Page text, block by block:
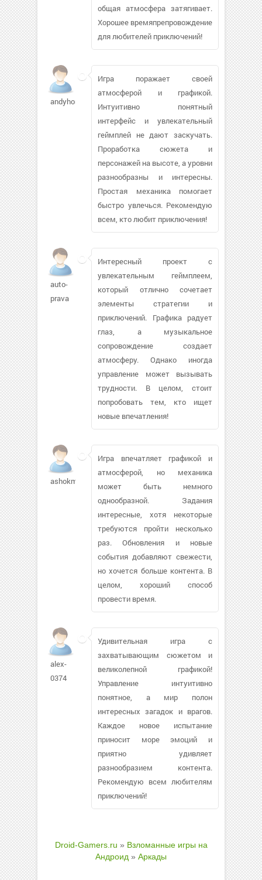
общая атмосфера затягивает.
Хорошее времяпрепровождение
для любителей приключений!
andyhorner445
Игра поражает своей
атмосферой и графикой.
Интуитивно понятный
интерфейс и увлекательный
геймплей не дают заскучать.
Проработка сюжета и
персонажей на высоте, а уровни
разнообразны и интересны.
Простая механика помогает
быстро увлечься. Рекомендую
всем, кто любит приключения!
auto-
prava
Интересный проект с
увлекательным геймплеем,
который отлично сочетает
элементы стратегии и
приключений. Графика радует
глаз, а музыкальное
сопровождение создает
атмосферу. Однако иногда
управление может вызывать
трудности. В целом, стоит
попробовать тем, кто ищет
новые впечатления!
ashokmeka722
Игра впечатляет графикой и
атмосферой, но механика
может быть немного
однообразной. Задания
интересные, хотя некоторые
требуются пройти несколько
раз. Обновления и новые
события добавляют свежести,
но хочется больше контента. В
целом, хороший способ
провести время.
alex-
0374
Удивительная игра с
захватывающим сюжетом и
великолепной графикой!
Управление интуитивно
понятное, а мир полон
интересных загадок и врагов.
Каждое новое испытание
приносит море эмоций и
приятно удивляет
разнообразием контента.
Рекомендую всем любителям
приключений!
Droid-Gamers.ru » Взломанные игры на
Андроид » Аркады